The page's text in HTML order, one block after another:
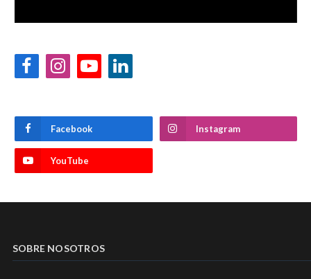
FacebookInstagramYouTubeLinkedIn
Facebook Instagram
YouTube
SOBRE NOSOTROS